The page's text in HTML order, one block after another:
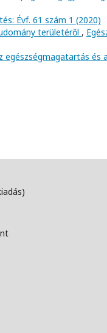
Évf. 61 szám 1 (2020)
területéről ,
egészségmagatartás és